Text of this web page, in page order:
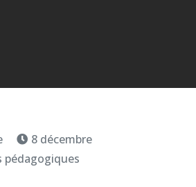
8 décembre
pédagogiques